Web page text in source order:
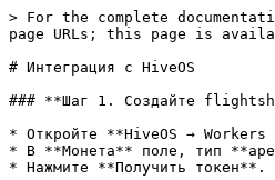
> For the complete
page URLs; this page is
# Интеграция с HiveOS
### **Шаг 1. Создайте
* Откройте **HiveOS →
* В **Монета** поле, тип
* Нажмите **Получить токен**.